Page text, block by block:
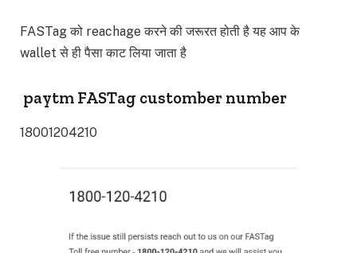
FASTag को reachage करने की जरूरत होती है यह आप के
wallet से ही पैसा काट लिया जाता है
paytm FASTag customber number
18001204210